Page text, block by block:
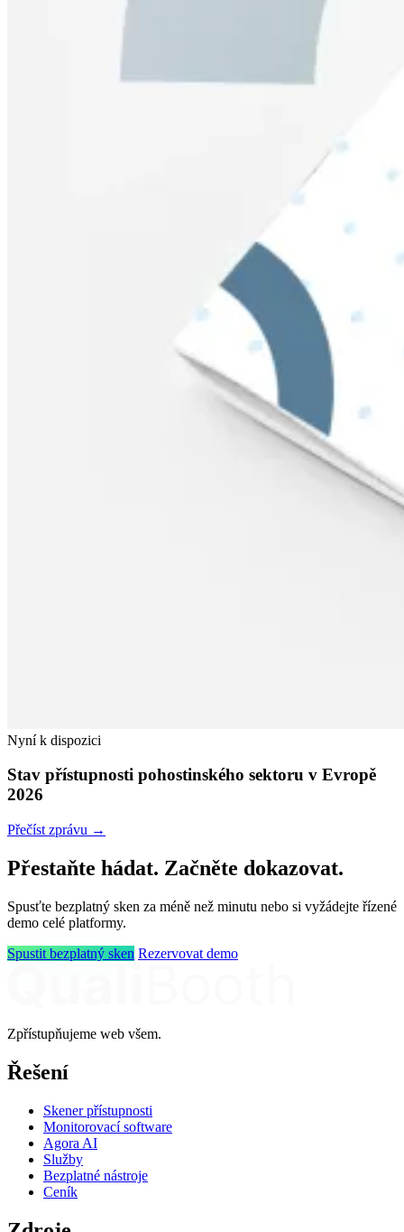
Nyní k dispozici
Stav přístupnosti pohostinského sektoru v Evropě
2026
Přečíst zprávu →
Přestaňte hádat. Začněte dokazovat.
Spusťte bezplatný sken za méně než minutu nebo si vyžádejte řízené
demo celé platformy.
Spustit bezplatný sken Rezervovat demo
Zpřístupňujeme web všem.
Řešení
Skener přístupnosti
Monitorovací software
Agora AI
Služby
Bezplatné nástroje
Ceník